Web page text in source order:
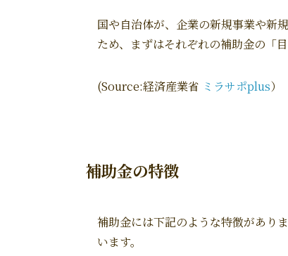
国や自治体が、企業の新規事業や新
ため、まずはそれぞれの補助金の「
(Source:経済産業省 ミラサポplus）
補助金の特徴
補助金には下記のような特徴があり
います。